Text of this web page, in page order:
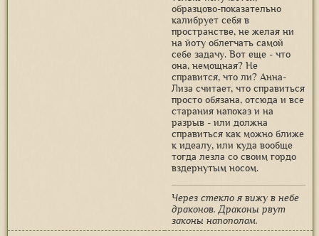
образцово-показательно
калибрует себя в
пространстве, не желая ни
на йоту облегчать самой
себе задачу. Вот еще - что
она, немощная? Не
справится, что ли? Анна-
Лиза считает, что справиться
просто обязана, отсюда и все
старания напоказ и на
разрыв - или должна
справиться как можно ближе
к идеалу, или куда вообще
тогда лезла со своим гордо
вздернутым носом.
Через стекло я вижу в небе
драконов. Драконы рвут
законы напополам.